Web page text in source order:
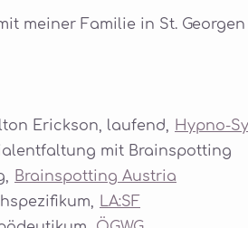
meiner Familie in St.
Erickson, laufend, Hypno-
mit Brainspotting
Brainspotting Austria
LA:SF